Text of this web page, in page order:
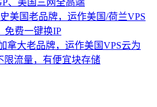
、美国三网全高端
美国老品牌，运作美国/荷兰VPS
免费一键换IP
拿大老品牌，运作美国VPS云为
限流量，有便宜块存储